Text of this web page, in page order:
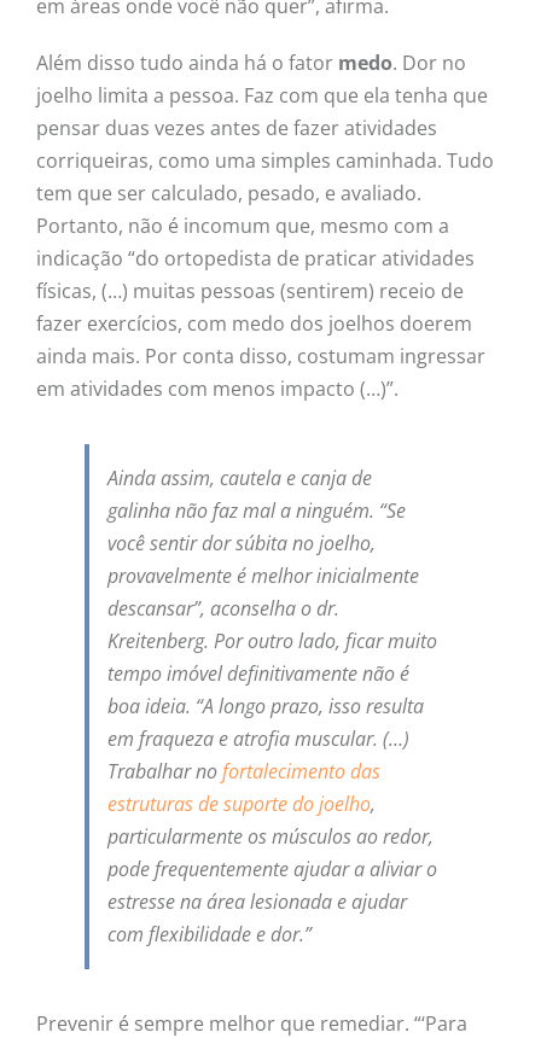
em áreas onde você não quer”, afirma.
Além disso tudo ainda há o fator medo. Dor no
joelho limita a pessoa. Faz com que ela tenha que
pensar duas vezes antes de fazer atividades
corriqueiras, como uma simples caminhada. Tudo
tem que ser calculado, pesado, e avaliado.
Portanto, não é incomum que, mesmo com a
indicação “do ortopedista de praticar atividades
físicas, (…) muitas pessoas (sentirem) receio de
fazer exercícios, com medo dos joelhos doerem
ainda mais. Por conta disso, costumam ingressar
em atividades com menos impacto (…)”.
Ainda assim, cautela e canja de
galinha não faz mal a ninguém. “Se
você sentir dor súbita no joelho,
provavelmente é melhor inicialmente
descansar”, aconselha o dr.
Kreitenberg. Por outro lado, ficar muito
tempo imóvel definitivamente não é
boa ideia. “A longo prazo, isso resulta
em fraqueza e atrofia muscular. (…)
Trabalhar nofortalecimento das
estruturas de suporte do joelho,
particularmente os músculos ao redor,
pode frequentemente ajudar a aliviar o
estresse na área lesionada e ajudar
com flexibilidade e dor.”
Prevenir é sempre melhor que remediar. “‘Para